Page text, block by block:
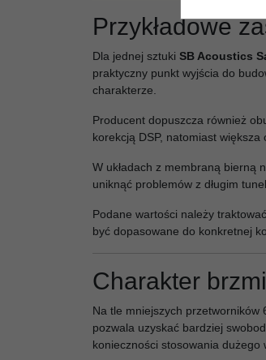
Przykładowe
Dla jednej sztuki SB Acoustics
praktyczny punkt wyjścia do
charakterze.
Producent dopuszcza również
korekcją DSP, natomiast
W układach z membraną bierną
uniknąć problemów z długim
Podane wartości należy
być dopasowane do konkretnej
Charakter
Na tle mniejszych przetworników
pozwala uzyskać bardziej
konieczności stosowania dużego